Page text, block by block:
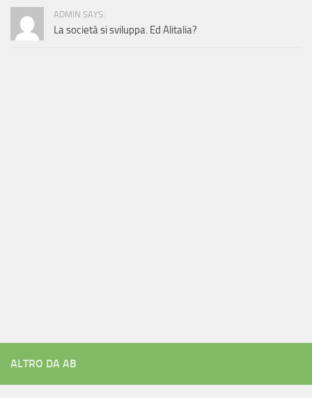
ADMIN SAYS:
La società si sviluppa. Ed Alitalia?
ALTRO DA AB